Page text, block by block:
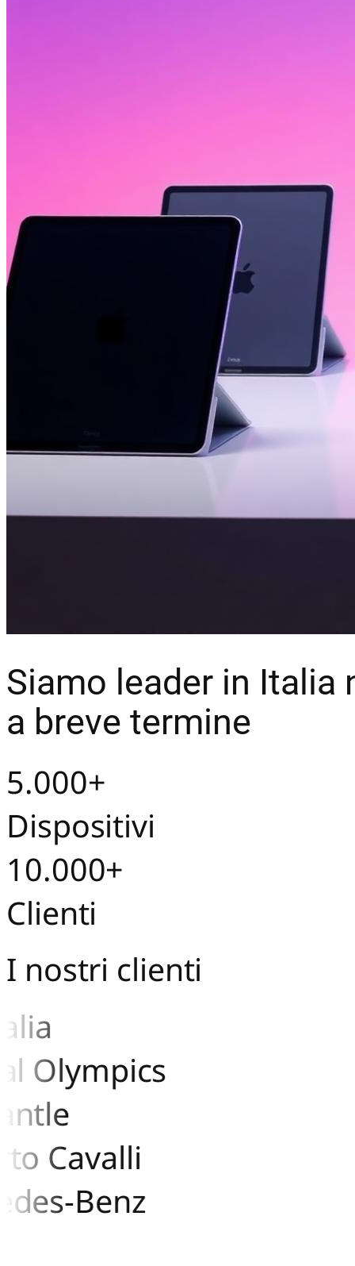
Siamo leader in Italia
a breve termine
5.000+
Dispositivi
10.000+
Clienti
I nostri clienti
Olympics
Cavalli
Benz